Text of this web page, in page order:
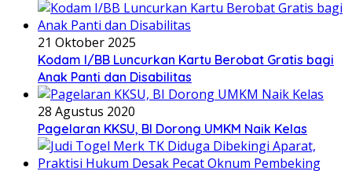
21 Oktober 2025
Kodam I/BB Luncurkan Kartu Berobat Gratis bagi
Anak Panti dan Disabilitas
28 Agustus 2020
Pagelaran KKSU, BI Dorong UMKM Naik Kelas